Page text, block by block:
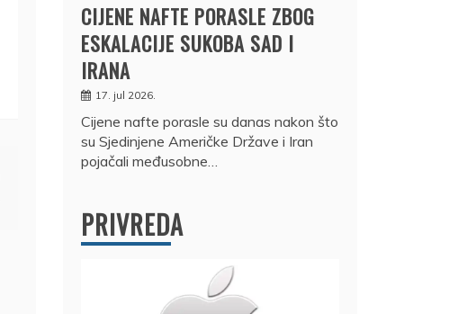
CIJENE NAFTE PORASLE ZBOG
ESKALACIJE SUKOBA SAD I
IRANA
17. jul 2026.
Cijene nafte porasle su danas nakon što
su Sjedinjene Američke Države i Iran
pojačali međusobne…
PRIVREDA